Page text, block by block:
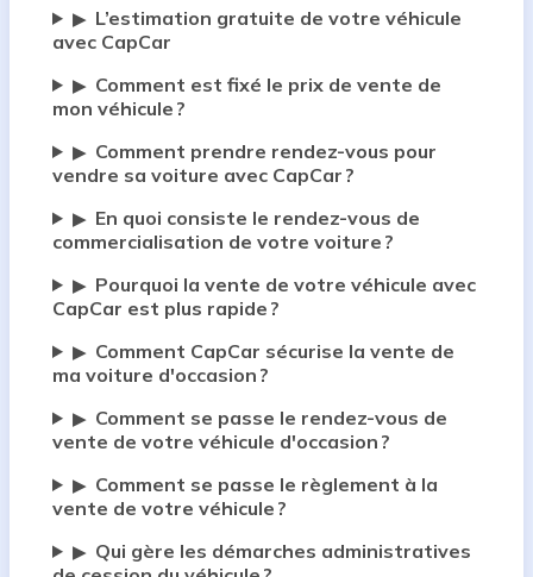
▶ L’estimation gratuite de votre véhicule
avec CapCar
▶ Comment est fixé le prix de vente de
mon véhicule ?
▶ Comment prendre rendez-vous pour
vendre sa voiture avec CapCar ?
▶ En quoi consiste le rendez-vous de
commercialisation de votre voiture ?
▶ Pourquoi la vente de votre véhicule avec
CapCar est plus rapide ?
▶ Comment CapCar sécurise la vente de
ma voiture d'occasion ?
▶ Comment se passe le rendez-vous de
vente de votre véhicule d'occasion ?
▶ Comment se passe le règlement à la
vente de votre véhicule ?
▶ Qui gère les démarches administratives